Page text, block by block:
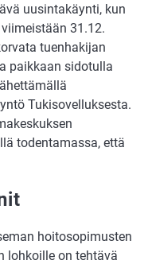
uusintakäynti, kun
31.12.
tuenhakijan
paikkaan sidotulla
Tukisovelluksesta.
todentamassa, että
hoitosopimusten
lohkoille on tehtävä